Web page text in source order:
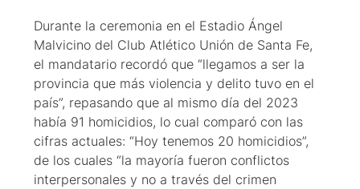
Durante la ceremonia en el Estadio Ángel
Malvicino del Club Atlético Unión de Santa Fe,
el mandatario recordó que “llegamos a ser la
provincia que más violencia y delito tuvo en el
país”, repasando que al mismo día del 2023
había 91 homicidios, lo cual comparó con las
cifras actuales: “Hoy tenemos 20 homicidios”,
de los cuales “la mayoría fueron conflictos
interpersonales y no a través del crimen